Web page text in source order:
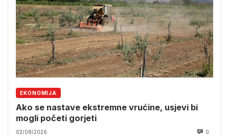
EKONOMIJA
Ako se nastave ekstremne vrućine, usjevi bi
mogli početi gorjeti
02/08/2026 0